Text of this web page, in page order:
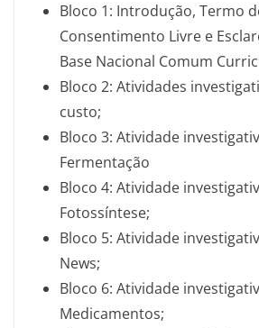
Bloco 1: Introdução, Termo
Consentimento Livre e
Base Nacional Comum
Bloco 2: Atividades
custo;
Bloco 3: Atividade
Fermentação
Bloco 4: Atividade
Fotossíntese;
Bloco 5: Atividade
News;
Bloco 6: Atividade
Medicamentos;